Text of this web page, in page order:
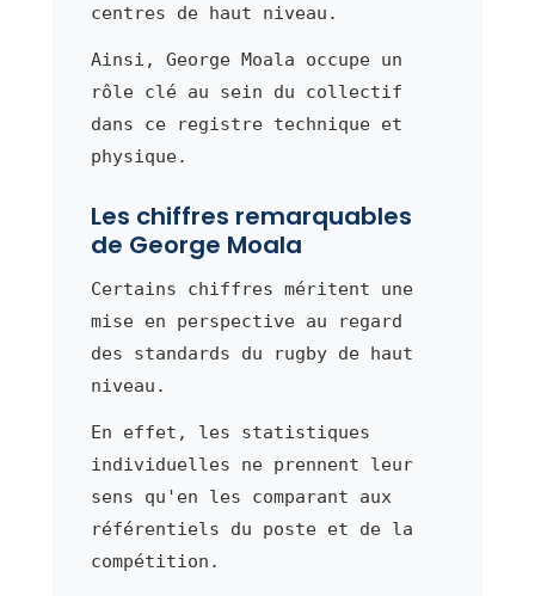
centres de haut niveau.
Ainsi, George Moala occupe un
rôle clé au sein du collectif
dans ce registre technique et
physique.
Les chiffres remarquables
de George Moala
Certains chiffres méritent une
mise en perspective au regard
des standards du rugby de haut
niveau.
En effet, les statistiques
individuelles ne prennent leur
sens qu'en les comparant aux
référentiels du poste et de la
compétition.